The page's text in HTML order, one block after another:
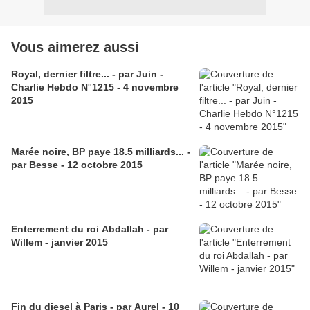
Vous aimerez aussi
Royal, dernier filtre... - par Juin -
Charlie Hebdo N°1215 - 4 novembre
2015
Marée noire, BP paye 18.5 milliards... -
par Besse - 12 octobre 2015
Enterrement du roi Abdallah - par
Willem - janvier 2015
Fin du diesel à Paris - par Aurel - 10